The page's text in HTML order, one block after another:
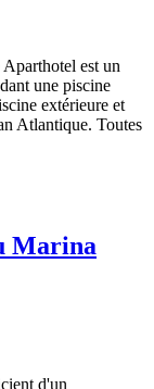
est un
une piscine
extérieure et
Atlantique. Toutes
Marina
d'un